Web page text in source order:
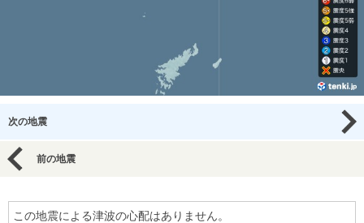
次の地震
前の地震
この地震による津波の心配はありません。